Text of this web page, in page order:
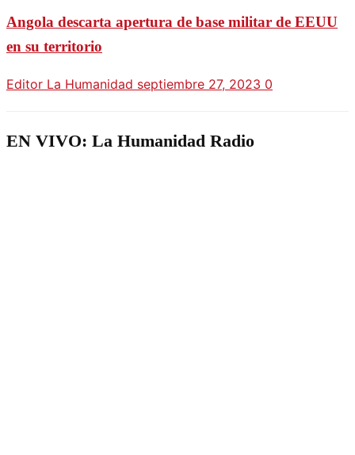
Angola descarta apertura de base militar de EEUU
en su territorio
Editor La Humanidad septiembre 27, 2023 0
EN VIVO: La Humanidad Radio